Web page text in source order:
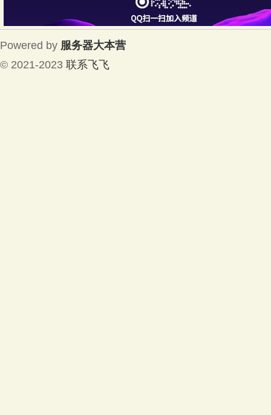
Powered by 服务器大本营
© 2021-2023 联系飞飞